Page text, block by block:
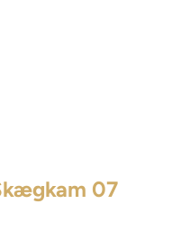
07